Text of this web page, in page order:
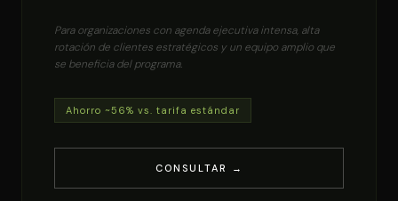
Para organizaciones con agenda ejecutiva intensa, alta
rotación de clientes estratégicos y un equipo amplio que
se beneficia del programa.
Ahorro ~56% vs. tarifa estándar
CONSULTAR →